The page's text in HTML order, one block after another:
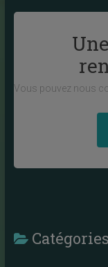
Vous pouvez nous
Catégories